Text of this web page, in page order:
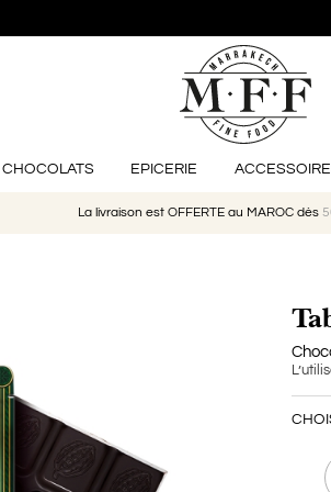
Cafés
CHOCOLATS
Au Matcha
EPICERIE
fraise
Teapot Glazed
La livraison est OFFERTE au MAROC dès